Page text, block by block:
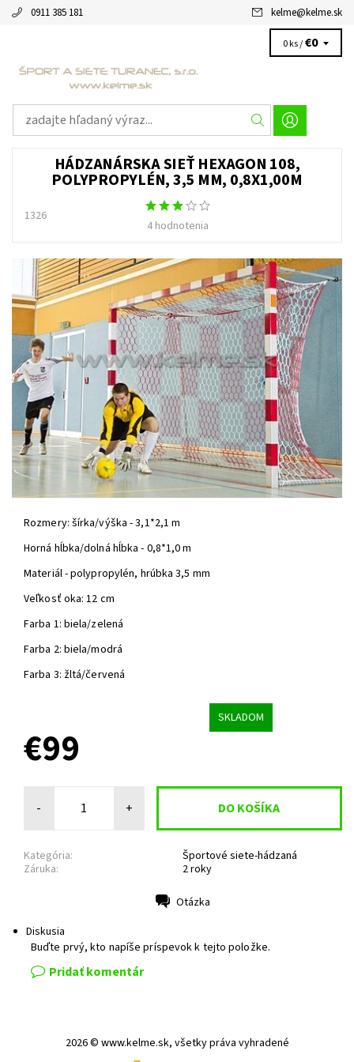
0911 385 181 kelme@kelme.sk
0 ks /€0
HÁDZANÁRSKA SIEŤ HEXAGON 108,
POLYPROPYLÉN, 3,5 MM, 0,8X1,00M
1326
4 hodnotenia
Rozmery: šírka/výška - 3,1*2,1 m
Horná hĺbka/dolná hĺbka - 0,8*1,0 m
Materiál - polypropylén, hrúbka 3,5 mm
Veľkosť oka: 12 cm
Farba 1: biela/zelená
Farba 2: biela/modrá
Farba 3: žltá/červená
SKLADOM
€99
- +
Kategória:
Športové siete-hádzaná
Záruka:
2 roky
Otázka
Diskusia
Buďte prvý, kto napíše príspevok k tejto položke.
Pridať komentár
2026 © www.kelme.sk, všetky práva vyhradené